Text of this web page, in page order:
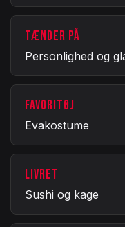
TÆNDER PÅ
Personlighed og
FAVORITØJ
Evakostume
LIVRET
Sushi og kage